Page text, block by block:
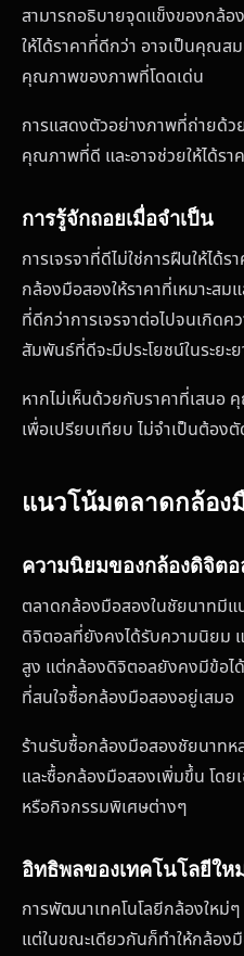
สามารถอธิบายจุดแข็งของกล้อ
ให้ได้ราคาที่ดีกว่า อาจเป็นคุณ
คุณภาพของภาพที่โดดเด่น
การแสดงตัวอย่างภาพที่ถ่ายด้
คุณภาพที่ดี และอาจช่วยให้ได้รา
การรู้จักถอยเมื่อจำเป็น
การเจรจาที่ดีไม่ใช่การฝืนให้ได้
กล้องมือสองให้ราคาที่เหมาะสม
ที่ดีกว่าการเจรจาต่อไปจนเกิด
สัมพันธ์ที่ดีจะมีประโยชน์ในระยะย
หากไม่เห็นด้วยกับราคาที่เสนอ
เพื่อเปรียบเทียบ ไม่จำเป็นต้อง
แนวโน้มตลาดกล้อง
ความนิยมของกล้องดิจิตอ
ตลาดกล้องมือสองในชัยนาทมีแ
ดิจิตอลที่ยังคงได้รับความนิยม
สูง แต่กล้องดิจิตอลยังคงมีข้อไ
ที่สนใจซื้อกล้องมือสองอยู่เสมอ
ร้านรับซื้อกล้องมือสองชัยนาทห
และซื้อกล้องมือสองเพิ่มขึ้น โดย
หรือกิจกรรมพิเศษต่างๆ
อิทธิพลของเทคโนโลยีให
การพัฒนาเทคโนโลยีกล้องใหม่
แต่ในขณะเดียวกันก็ทำให้กล้อง